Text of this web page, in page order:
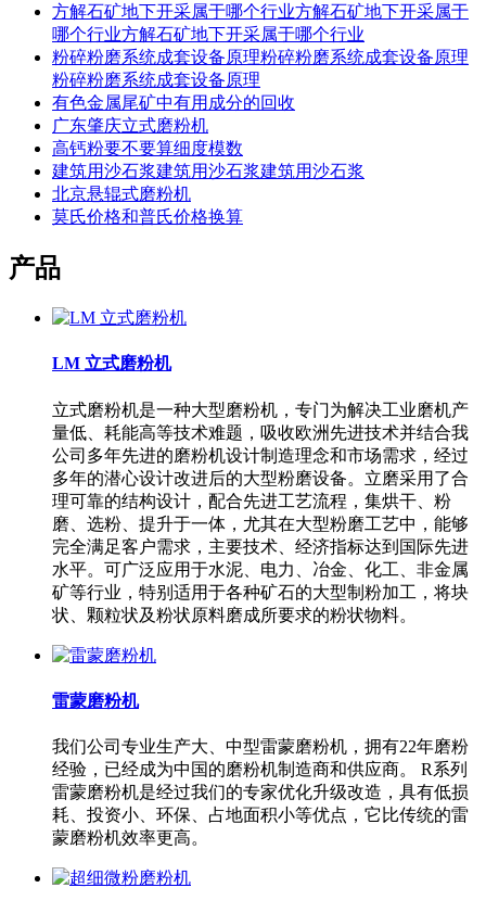
方解石矿地下开采属于哪个行业方解石矿地下开采属于
哪个行业方解石矿地下开采属于哪个行业
粉碎粉磨系统成套设备原理粉碎粉磨系统成套设备原理
粉碎粉磨系统成套设备原理
有色金属尾矿中有用成分的回收
广东肇庆立式磨粉机
高钙粉要不要算细度模数
建筑用沙石浆建筑用沙石浆建筑用沙石浆
北京悬辊式磨粉机
莫氏价格和普氏价格换算
产品
LM 立式磨粉机
立式磨粉机是一种大型磨粉机，专门为解决工业磨机产
量低、耗能高等技术难题，吸收欧洲先进技术并结合我
公司多年先进的磨粉机设计制造理念和市场需求，经过
多年的潜心设计改进后的大型粉磨设备。立磨采用了合
理可靠的结构设计，配合先进工艺流程，集烘干、粉
磨、选粉、提升于一体，尤其在大型粉磨工艺中，能够
完全满足客户需求，主要技术、经济指标达到国际先进
水平。可广泛应用于水泥、电力、冶金、化工、非金属
矿等行业，特别适用于各种矿石的大型制粉加工，将块
状、颗粒状及粉状原料磨成所要求的粉状物料。
雷蒙磨粉机
我们公司专业生产大、中型雷蒙磨粉机，拥有22年磨粉
经验，已经成为中国的磨粉机制造商和供应商。 R系列
雷蒙磨粉机是经过我们的专家优化升级改造，具有低损
耗、投资小、环保、占地面积小等优点，它比传统的雷
蒙磨粉机效率更高。